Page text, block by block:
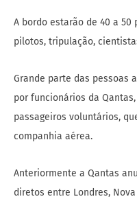
A bordo estarão de 40 a 50
pilotos, tripulação,
Grande parte das pessoas
por funcionários da
passageiros voluntários,
companhia aérea.
Anteriormente a Qantas
diretos entre Londres,